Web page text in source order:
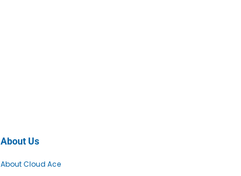
About Us
About Cloud Ace